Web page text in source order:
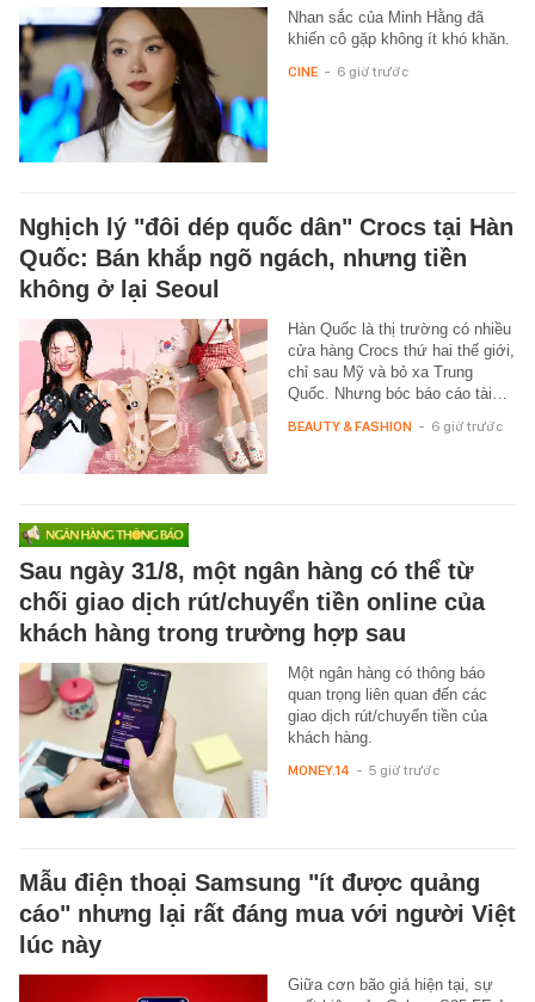
Nhan sắc của Minh Hằng đã
khiến cô gặp không ít khó khăn.
CINE - 6 giờ trước
Nghịch lý "đôi dép quốc dân" Crocs tại Hàn
Quốc: Bán khắp ngõ ngách, nhưng tiền
không ở lại Seoul
Hàn Quốc là thị trường có nhiều
cửa hàng Crocs thứ hai thế giới,
chỉ sau Mỹ và bỏ xa Trung
Quốc. Nhưng bóc báo cáo tài…
BEAUTY & FASHION - 6 giờ trước
Sau ngày 31/8, một ngân hàng có thể từ
chối giao dịch rút/chuyển tiền online của
khách hàng trong trường hợp sau
Một ngân hàng có thông báo
quan trọng liên quan đến các
giao dịch rút/chuyển tiền của
khách hàng.
MONEY.14 - 5 giờ trước
Mẫu điện thoại Samsung "ít được quảng
cáo" nhưng lại rất đáng mua với người Việt
lúc này
Giữa cơn bão giá hiện tại, sự